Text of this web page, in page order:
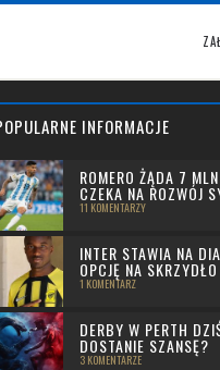
INFORMACJE
ROMERO ŻĄDA 7
CZEKA NA ROZWÓJ
11 KOMENTARZY
INTER STAWIA NA
OPCJĘ NA SKRZYDŁO
1 KOMENTARZ
DERBY W PERTH
DOSTANIE SZANSĘ?
3 KOMENTARZE